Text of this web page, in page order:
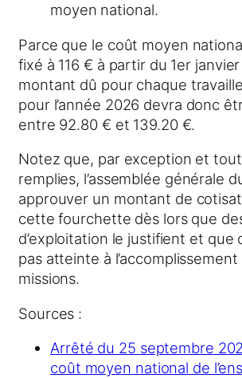
moyen national.
Parce que le coût moyen
fixé à 116 € à partir du 1er
montant dû pour chaque
pour l’année 2026 devra donc
entre 92.80 € et 139.20 €.
Notez que, par exception et
remplies, l’assemblée générale
approuver un montant de
cette fourchette dès lors que
d’exploitation le justifient et que
pas atteinte à l’accomplissement
missions.
Sources :
Arrêté du 25 septembre
coût moyen national de